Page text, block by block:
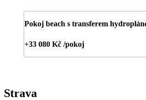
Pokoj beach s transferem
+33 080 Kč /pokoj
Strava